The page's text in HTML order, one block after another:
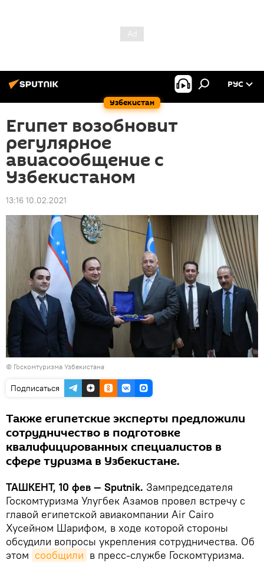
Узбекистан
РУС
Египет возобновит
регулярное
авиасообщение с
Узбекистаном
13:16 10.02.2021
© Госкомтуризма Узбекистана
Подписаться
Также египетские эксперты предложили
сотрудничество в подготовке
квалифицированных специалистов в
сфере туризма в Узбекистане.
ТАШКЕНТ, 10 фев — Sputnik. Зампредседателя
Госкомтуризма Улугбек Азамов провел встречу с
главой египетской авиакомпании Air Cairo
Хусейном Шарифом, в ходе которой стороны
обсудили вопросы укрепления сотрудничества. Об
этом сообщили в пресс-службе Госкомтуризма.